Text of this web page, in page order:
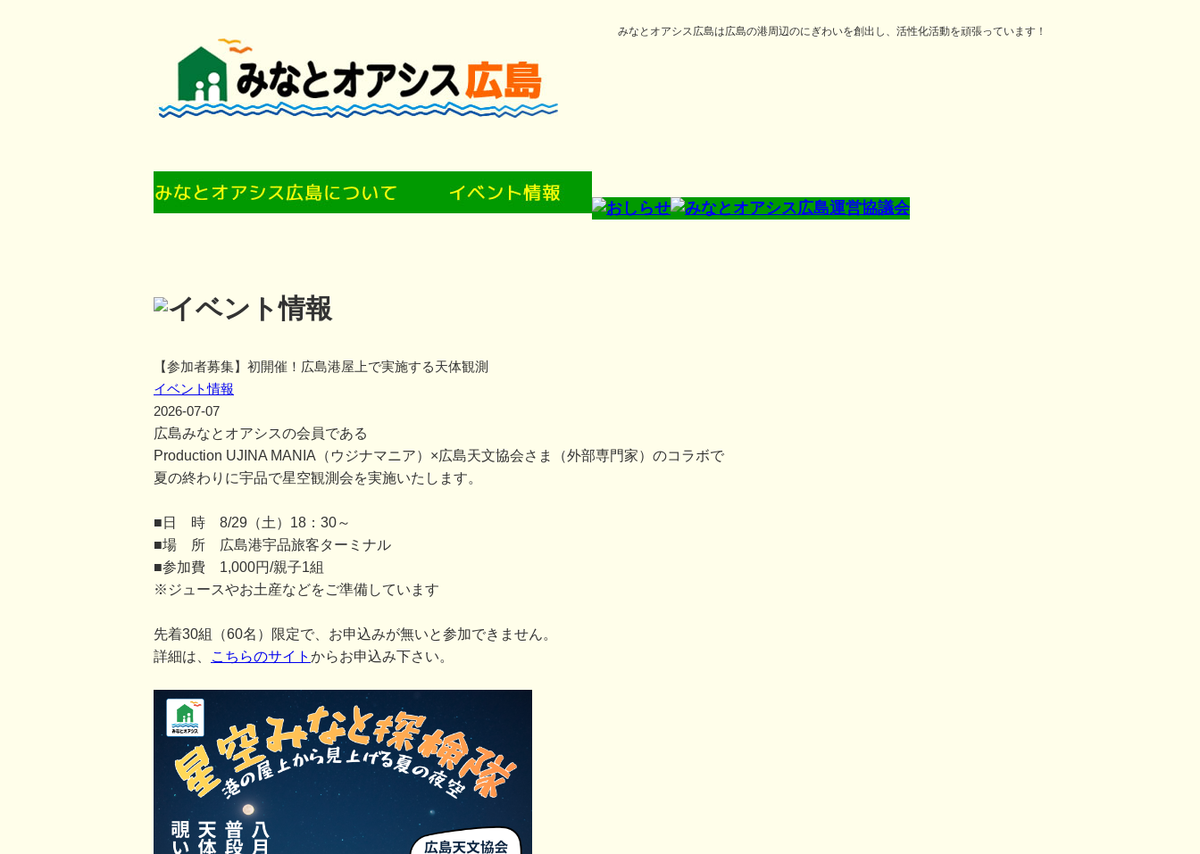
みなとオアシス広島は広島の港周辺のにぎわいを創出し、活性化活動を頑張っています！
【参加者募集】初開催！広島港屋上で実施する天体観測
イベント情報
2026-07-07
広島みなとオアシスの会員である
Production UJINA MANIA（ウジナマニア）×広島天文協会さま（外部専門家）のコラボで
夏の終わりに宇品で星空観測会を実施いたします。
■日 時 8/29（土）18：30～
■場 所 広島港宇品旅客ターミナル
■参加費 1,000円/親子1組
※ジュースやお土産などをご準備しています
先着30組（60名）限定で、お申込みが無いと参加できません。
詳細は、
こちらのサイト からお申込み下さい。